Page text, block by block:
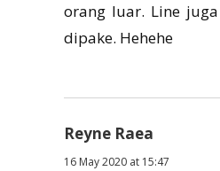
orang luar. Line
dipake. Hehehe
Reyne Raea
16 May 2020 at 15:47